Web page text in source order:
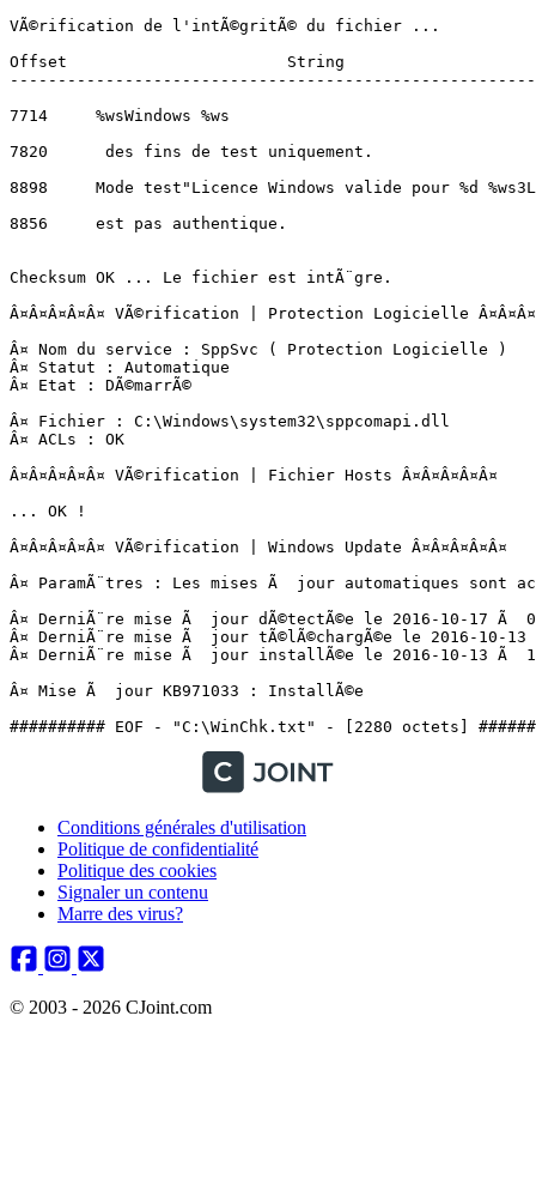
VÃ©rification de l'intÃ©gritÃ© du fichier ...
Offset                       String
7714     %wsWindows %ws
7820      des fins de test uniquement.
8898     Mode test"Licence Windows valide pour %d
8856     est pas authentique.
Checksum OK ... Le fichier est intÃ¨gre.
Â¤Â¤Â¤Â¤Â¤ VÃ©rification | Protection Logicielle
Â¤ Nom du service : SppSvc ( Protection Logicielle )
Â¤ Statut : Automatique
Â¤ Etat : DÃ©marrÃ©
Â¤ Fichier : C:\Windows\system32\sppcomapi.dll
Â¤ ACLs : OK
Â¤Â¤Â¤Â¤Â¤ VÃ©rification | Fichier Hosts Â¤Â¤Â¤Â¤Â¤
... OK !
Â¤Â¤Â¤Â¤Â¤ VÃ©rification | Windows Update Â¤Â¤Â¤Â¤Â¤
Â¤ ParamÃ¨tres : Les mises Ã  jour automatiques sont
Â¤ DerniÃ¨re mise Ã  jour dÃ©tectÃ©e le 2016-10-17 Ã
Â¤ DerniÃ¨re mise Ã  jour tÃ©lÃ©chargÃ©e le 2016-10-13
Â¤ DerniÃ¨re mise Ã  jour installÃ©e le 2016-10-13 Ã
Â¤ Mise Ã  jour KB971033 : InstallÃ©e
########## EOF - "C:\WinChk.txt" - [2280 octets]
Conditions générales d'utilisation
Politique de confidentialité
Politique des cookies
Signaler un contenu
Marre des virus?
© 2003 - 2026 CJoint.com